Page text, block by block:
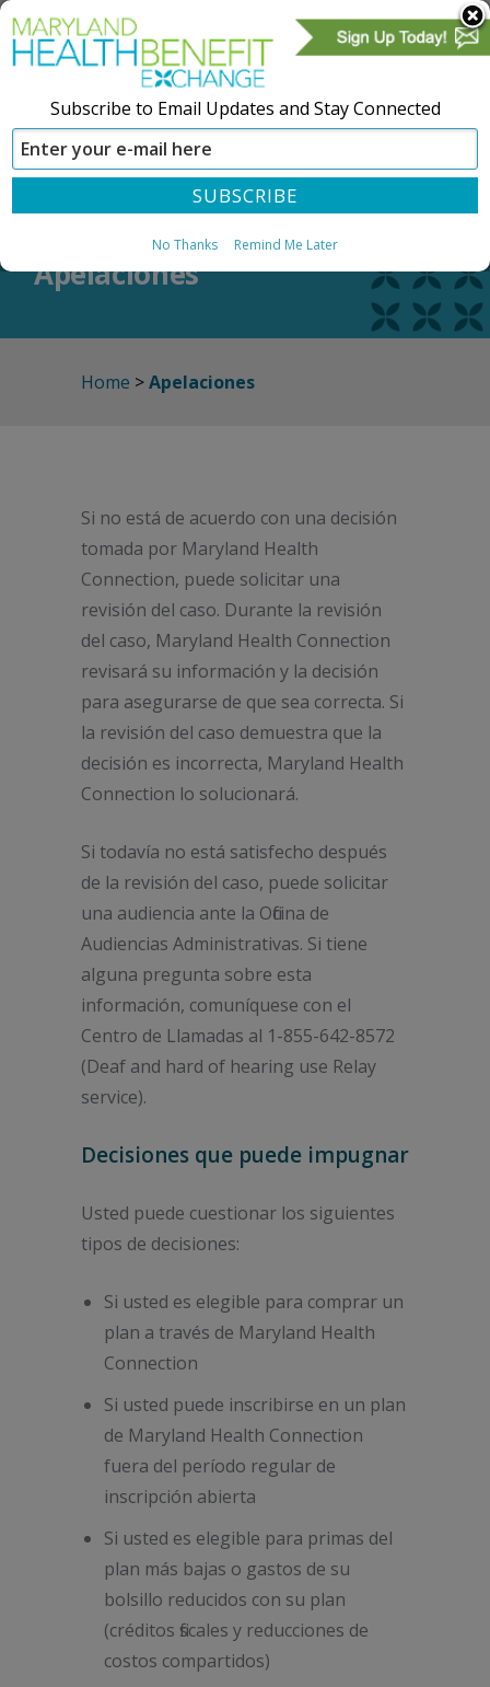
CREAR UNA CUENTA REGÍSTRESE
Apelaciones
Home >Apelaciones
Si no está de acuerdo con una decisión
tomada por Maryland Health
Connection, puede solicitar una
revisión del caso. Durante la revisión
del caso, Maryland Health Connection
revisará su información y la decisión
para asegurarse de que sea correcta. Si
la revisión del caso demuestra que la
decisión es incorrecta, Maryland Health
Connection lo solucionará.
Si todavía no está satisfecho después
de la revisión del caso, puede solicitar
una audiencia ante la Oficina de
Audiencias Administrativas. Si tiene
alguna pregunta sobre esta
información, comuníquese con el
Centro de Llamadas al 1-855-642-8572
(Deaf and hard of hearing use Relay
service).
Decisiones que puede impugnar
Usted puede cuestionar los siguientes
tipos de decisiones:
Si usted es elegible para comprar un
plan a través de Maryland Health
Connection
Si usted puede inscribirse en un plan
de Maryland Health Connection
fuera del período regular de
inscripción abierta
Si usted es elegible para primas del
plan más bajas o gastos de su
bolsillo reducidos con su plan
(créditos fiscales y reducciones de
costos compartidos)
Subscribe to Email Updates and Stay Connected
No Thanks Remind Me Later